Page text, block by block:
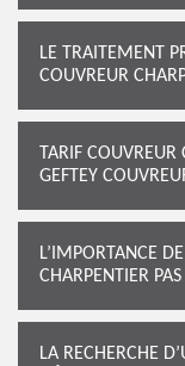
LE TRAITEMENT
COUVREUR
TARIF
GEFTEY
L’IMPORTANCE
CHARPENTIER
LA RECHERCHE